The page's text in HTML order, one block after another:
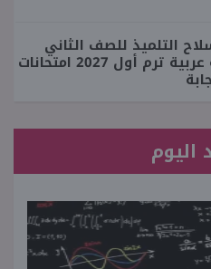
التلميذ للصف الثاني
الإعدادي لغة عربية ترم أول 2027 امتحانات
اليوم